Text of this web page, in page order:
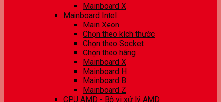
Mainboard X
Mainboard Intel
Main Xeon
Chọn theo kích thước
Chọn theo Socket
Chọn theo hãng
Mainboard X
Mainboard H
Mainboard B
Mainboard Z
CPU AMD - Bộ vi xử lý AMD